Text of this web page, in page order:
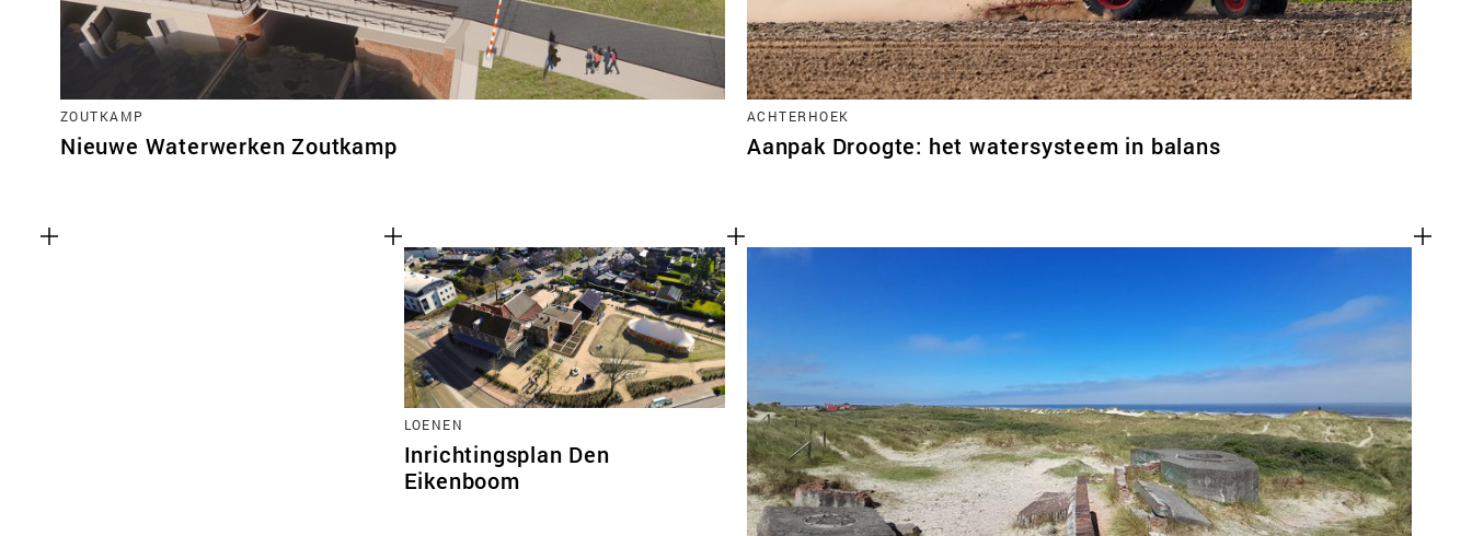
ZOUTKAMP
Nieuwe Waterwerken Zoutkamp
ACHTERHOEK
Aanpak Droogte: het watersysteem in balans
LOENEN
Inrichtingsplan Den
Eikenboom